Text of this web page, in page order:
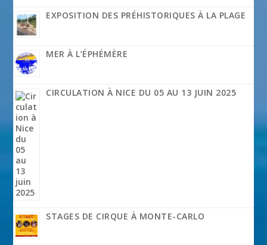
EXPOSITION DES PRÉHISTORIQUES À LA PLAGE
MER À L’ÉPHÉMÈRE
CIRCULATION À NICE DU 05 AU 13 JUIN 2025
STAGES DE CIRQUE À MONTE-CARLO